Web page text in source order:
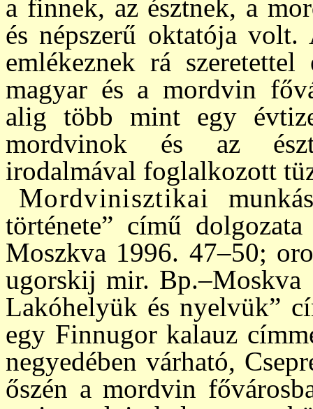
a finnek, az észt­nek, a
és népszerű oktatója volt.
emlékeznek rá
magyar és a mordvin
alig több mint egy
mordvinok és az
irodalmával foglalkozott
Mordvinisztikai
története” című
Moszkva 1996. 47–50;
ugorskij mir. Bp.–Moskva
Lakóhelyük és nyelvük”
egy Finn­ugor kalauz
ne­gyedében vár­ha­tó,
őszén a mord­vin